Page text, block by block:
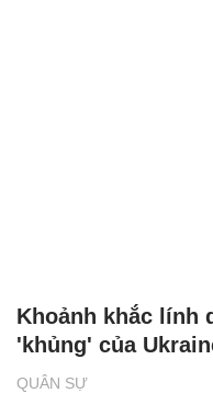
QUÂN SỰ
Khoảnh khắc lính
'khủng' của